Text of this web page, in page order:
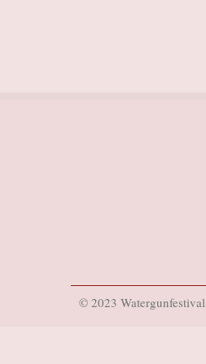
© 2023 Watergunfestival